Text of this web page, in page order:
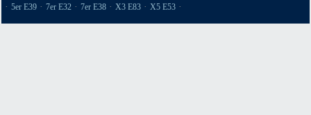
· 5er E39 · 7er E32 · 7er E38 · X3 E83 · X5 E53 ·